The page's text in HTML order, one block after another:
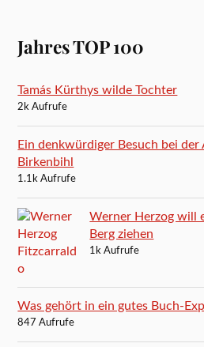
Jahres TOP 100
Tamás Kürthys wilde Tochter
2k Aufrufe
Ein denkwürdiger Besuch bei der
Birkenbihl
1.1k Aufrufe
Werner Herzog will
Berg ziehen
1k Aufrufe
Was gehört in ein gutes Buch-
847 Aufrufe